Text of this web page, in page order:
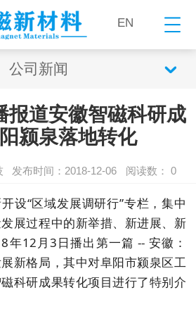
EN
公司新闻
报道安徽智磁科研成
颍泉落地转化
发布时间：2018-12-06 阅读数： 0
设“区域发展调研行”专栏，集中
展过程中的新举措、新进展、新
年12月3日播出第一篇 -- 安徽：
新格局，其中对阜阳市颍泉区工
科研成果转化项目进行了特别介